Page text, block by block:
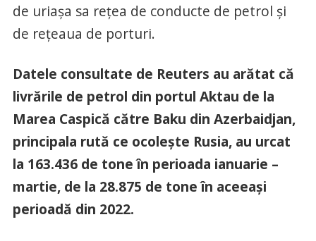
de uriașa sa rețea de conducte de petrol și
de rețeaua de porturi.
Datele consultate de Reuters au arătat că
livrările de petrol din portul Aktau de la
Marea Caspică către Baku din Azerbaidjan,
principala rută ce ocolește Rusia, au urcat
la 163.436 de tone în perioada ianuarie –
martie, de la 28.875 de tone în aceeași
perioadă din 2022.